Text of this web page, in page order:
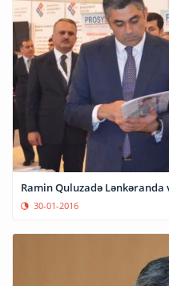
Ramin Quluzadə
30-01-2016